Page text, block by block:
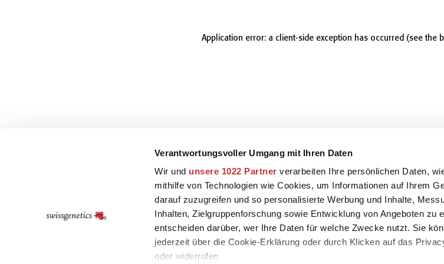
Verantwortungsvoller Umgang mit Ihren Daten
Wir und unsere 1022 Partner verarbeiten Ihre persönlichen Daten,
mithilfe von Technologien wie Cookies, um Informationen auf Ihrem
darauf zuzugreifen und so personalisierte Werbung und Inhalte,
Inhalten, Zielgruppenforschung sowie Entwicklung von Angeboten zu
entscheiden darüber, wer Ihre Daten für welche Zwecke nutzt. Sie
jederzeit über die Cookie-Erklärung oder durch Klicken auf das
oder widerrufen
Application error: a client-side exception has occurred (see